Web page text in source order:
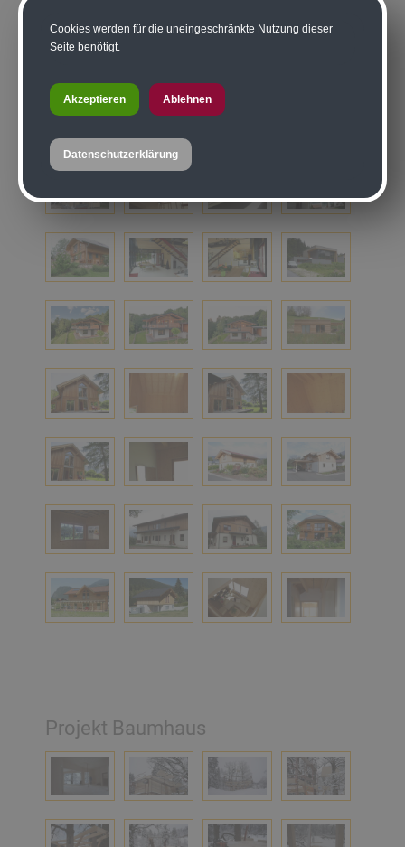
Projekt Baumhaus
Cookies werden für die uneingeschränkte Nutzung dieser
Seite benötigt.
Akzeptieren Ablehnen
Datenschutzerklärung